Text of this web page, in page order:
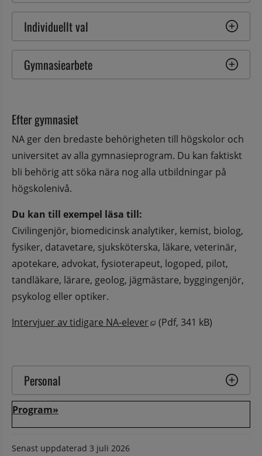
Individuellt val
Gymnasiearbete
Efter gymnasiet
NA ger den bredaste behörigheten till högskolor och
universitet av alla gymnasieprogram. Du kan faktiskt
bli behörig att söka nära nog alla utbildningar på
högskolenivå.
Du kan till exempel läsa till:
Civilingenjör, biomedicinsk analytiker, kemist, biolog,
fysiker, datavetare, sjuksköterska, läkare, veterinär,
apotekare, advokat, fysioterapeut, logoped, pilot,
tandläkare, lärare, geolog, jägmästare, byggingenjör,
psykolog eller optiker.
Intervjuer av tidigare NA-elever
Pdf, 341 kB, öppnas i
(Pdf, 341 kB)
Personal
Program»
Senast uppdaterad 3 juli 2026